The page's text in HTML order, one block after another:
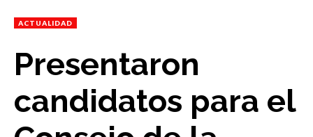
ACTUALIDAD
Presentaron
candidatos para el